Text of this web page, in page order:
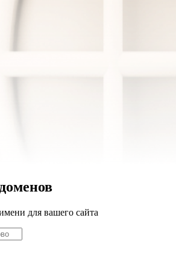
для вашего сайта